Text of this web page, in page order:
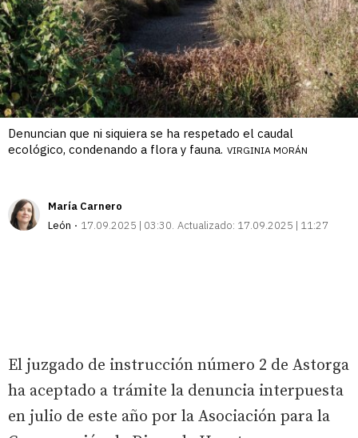
Denuncian que ni siquiera se ha respetado el caudal
ecológico, condenando a flora y fauna. VIRGINIA MORÁN
María Carnero
León
17.09.2025 | 03:30 Actualizado: 17.09.2025 | 11:27
El juzgado de instrucción número 2 de Astorga
ha aceptado a trámite la denuncia interpuesta
en julio de este año por la Asociación para la